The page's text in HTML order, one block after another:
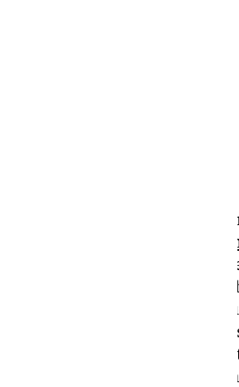
Fuengirola instala seis
tótems interactivos en
actividades municipales. Así
Innovación, Isabel González,
impulsada a través de los
para el Fortalecimiento de la
marco del Plan de